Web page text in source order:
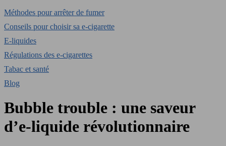
Méthodes pour arrêter de fumer
Conseils pour choisir sa e-cigarette
E-liquides
Régulations des e-cigarettes
Tabac et santé
Blog
Bubble trouble : une saveur
d’e-liquide révolutionnaire